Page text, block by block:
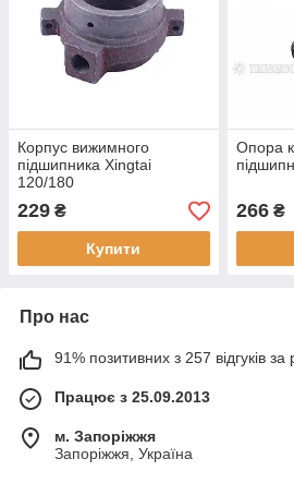
Корпус вижимного
підшипника Xingtai
120/180
229 ₴
Купити
Опора
266₴
Про нас
91% позитивних з 257 відгуків за
Працює з 25.09.2013
м. Запоріжжя
Запоріжжя, Україна